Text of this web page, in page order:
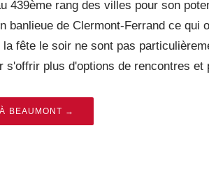
439ème rang des villes pour son
banlieue de Clermont-Ferrand ce
fête le soir ne sont pas
s'offrir plus d'options de rencontres
BEAUMONT →